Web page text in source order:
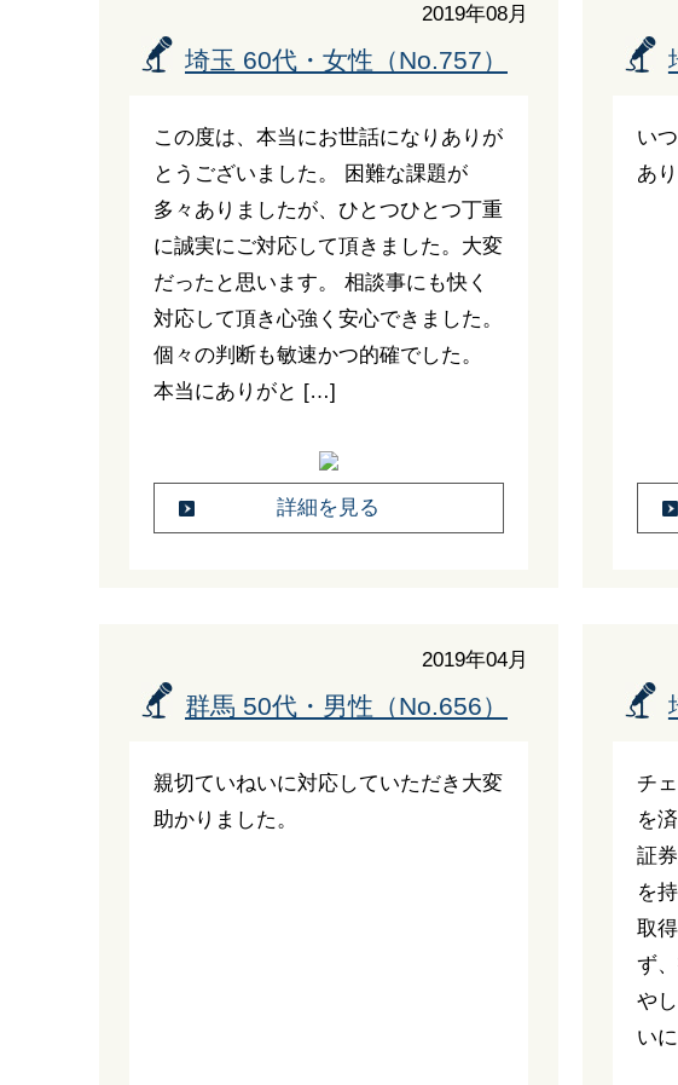
2019年08月
埼玉 60代・女性（No.757）
この度は、本当にお世話になりありが
とうございました。 困難な課題が
多々ありましたが、ひとつひとつ丁重
に誠実にご対応して頂きました。大変
だったと思います。 相談事にも快く
対応して頂き心強く安心できました。
個々の判断も敏速かつ的確でした。
本当にありがと […]
詳細を見る
い
あ
2019年04月
群馬 50代・男性（No.656）
親切ていねいに対応していただき大変
助かりました。
チ
を
証
を
取
ず
や
い